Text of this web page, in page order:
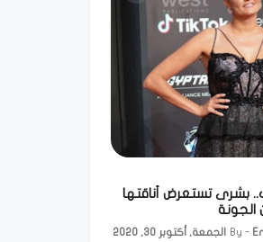
تستعرض أناقتها
الجمعة, أكتوبر 30, 2020